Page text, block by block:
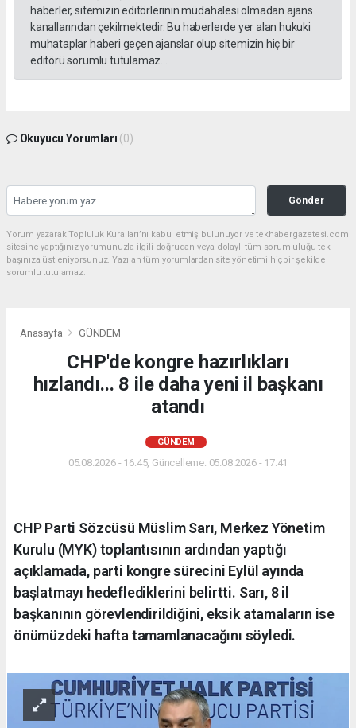
haberler, sitemizin editörlerinin müdahalesi olmadan ajans
kanallarından çekilmektedir. Bu haberlerde yer alan hukuki
muhataplar haberi geçen ajanslar olup sitemizin hiç bir
editörü sorumlu tutulamaz...
Okuyucu Yorumları (0)
Gönder
Yorum yazarak Topluluk Kuralları’nı kabul etmiş bulunuyor ve tekhabergazetesi.com
sitesine yaptığınız yorumunuzla ilgili doğrudan veya dolaylı tüm sorumluluğu tek
başınıza üstleniyorsunuz. Yazılan tüm yorumlardan site yönetimi hiçbir şekilde
sorumlu tutulamaz.
Anasayfa GÜNDEM
CHP'de kongre hazırlıkları
hızlandı... 8 ile daha yeni il başkanı
atandı
GÜNDEM
05.08.2026 - 16:45, Güncelleme: 05.08.2026 - 17:41
CHP Parti Sözcüsü Müslim Sarı, Merkez Yönetim
Kurulu (MYK) toplantısının ardından yaptığı
açıklamada, parti kongre sürecini Eylül ayında
başlatmayı hedeflediklerini belirtti. Sarı, 8 il
başkanının görevlendirildiğini, eksik atamaların ise
önümüzdeki hafta tamamlanacağını söyledi.